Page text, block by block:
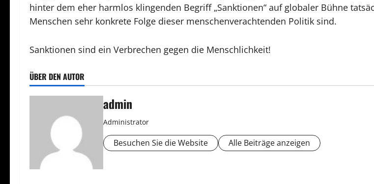
hinter dem eher harmlos klingenden Begriff „Sanktionen“ auf globaler Bühne
Menschen sehr konkrete Folge dieser menschenverachtenden Politik sind.
Sanktionen sind ein Verbrechen gegen die Menschlichkeit!
ÜBER DEN AUTOR
admin
Administrator
Besuchen Sie die Website Alle Beiträge anzeigen